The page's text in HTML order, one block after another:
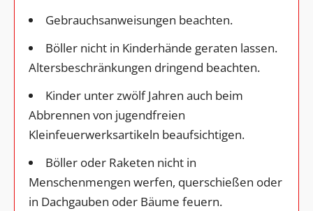
Gebrauchsanweisungen beachten.
Böller nicht in Kinderhände geraten lassen.
Altersbeschränkungen dringend beachten.
Kinder unter zwölf Jahren auch beim
Abbrennen von jugendfreien
Kleinfeuerwerksartikeln beaufsichtigen.
Böller oder Raketen nicht in
Menschenmengen werfen, querschießen oder
in Dachgauben oder Bäume feuern.